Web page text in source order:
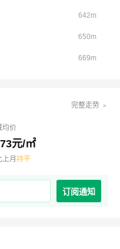
642m
650m
669m
完整走势 ﹥
均价
元/㎡
上月 持平
订阅通知